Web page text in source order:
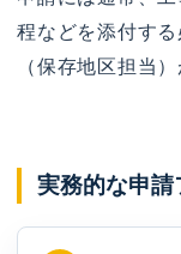
程などを添付す
（保存地区担当
実務的な申請